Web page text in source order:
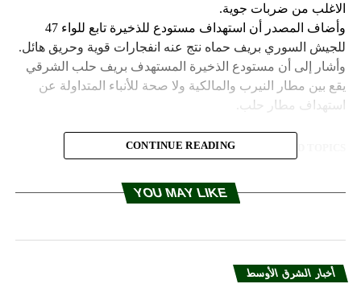
الاغلب من ضربات جوية.
وأضاف المصدر أن استهداف مستودع للذخيرة تابع للواء 47
للجيش السوري بريف حماه نتج عنه انفجارات قوية وحريق هائل.
وأشار إلى أن مستودع الذخيرة المستهدف بريف حلب الشرقي
يقع بين مطار النيرب والمالكية ولا صحة للأنباء المتداولة عن
استهداف مطار حلب.
بهجومين في العاصمة الأفغانية كابل
CONTINUE READING
YOU MAY LIKE
أخبار الشرق الأوسط